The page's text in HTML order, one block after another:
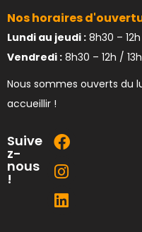
Nos horaires
Lundi au jeudi : 8h30 –
Vendredi : 8h30 – 12h /
Nous sommes ouverts du
accueillir !
Suive
z-
nous
!